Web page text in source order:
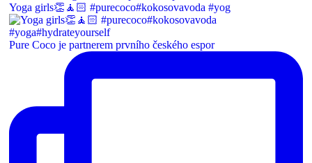
Yoga girls👏🧘🏻 #purecoco#kokosovavoda #yog
Pure Coco je partnerem prvního českého espor